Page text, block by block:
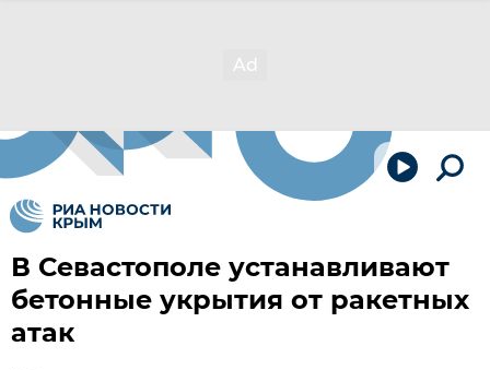
В Севастополе устанавливают
бетонные укрытия от ракетных
атак